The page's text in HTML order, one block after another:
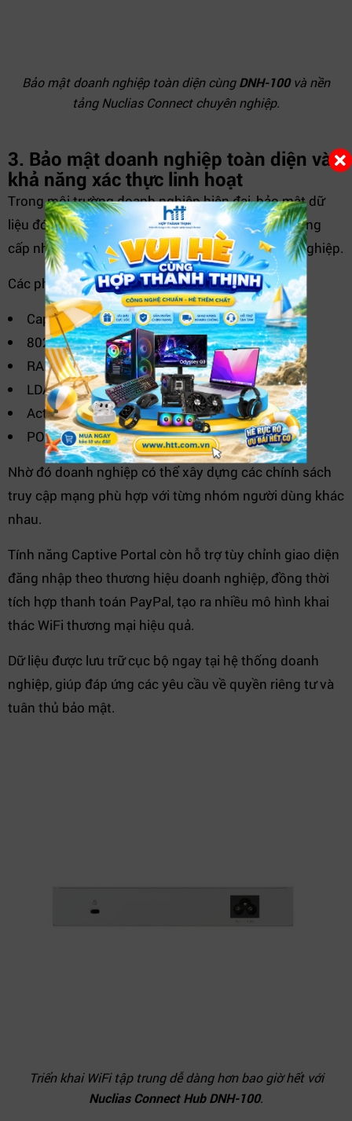
Bảo mật doanh nghiệp toàn diện cùngDNH-100và nền
tảng Nuclias Connect chuyên nghiệp.
3. Bảo mật doanh nghiệp toàn diện và
khả năng xác thực linh hoạt
Trong môi trường doanh nghiệp hiện đại, bảo mật dữ
liệu đóng vai trò đặc biệt quan trọng. DNH-100 cung
cấp nhiều lớp bảo vệ và cơ chế xác thực chuyên nghiệp.
Các phương thức xác thực được hỗ trợ gồm:
Captive Portal.
802.1X Authentication.
RADIUS Server.
LDAP.
Active Directory.
POP3.
Nhờ đó doanh nghiệp có thể xây dựng các chính sách
truy cập mạng phù hợp với từng nhóm người dùng khác
nhau.
Tính năng Captive Portal còn hỗ trợ tùy chỉnh giao diện
đăng nhập theo thương hiệu doanh nghiệp, đồng thời
tích hợp thanh toán PayPal, tạo ra nhiều mô hình khai
thác WiFi thương mại hiệu quả.
Dữ liệu được lưu trữ cục bộ ngay tại hệ thống doanh
nghiệp, giúp đáp ứng các yêu cầu về quyền riêng tư và
tuân thủ bảo mật.
Triển khai WiFi tập trung dễ dàng hơn bao giờ hết với
Nuclias Connect Hub DNH-100.